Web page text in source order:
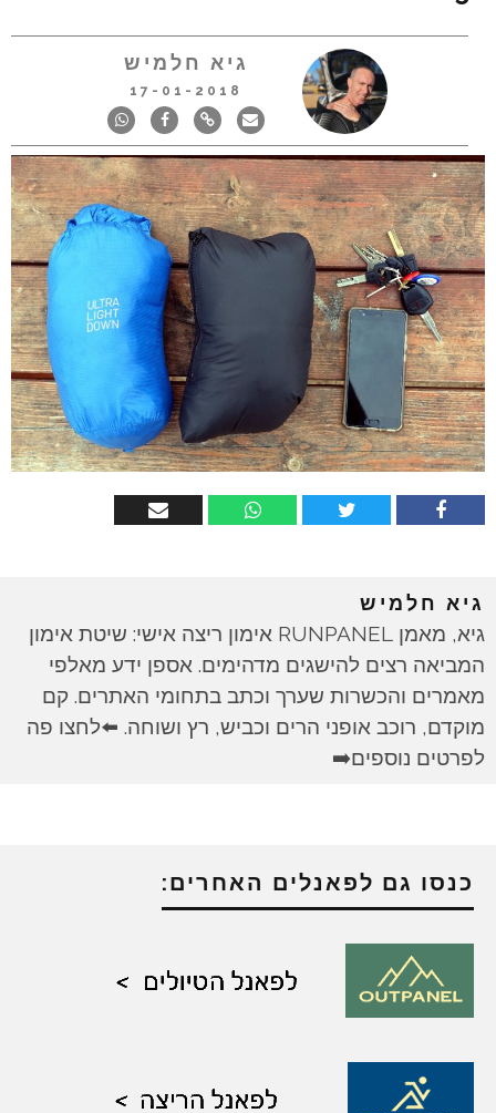
גיא חלמיש
17-01-2018
גיא חלמיש
גיא, מאמן RUNPANEL אימון ריצה אישי: שיטת אימון
המביאה רצים להישגים מדהימים. אספן ידע מאלפי
מאמרים והכשרות שערך וכתב בתחומי האתרים. קם
מוקדם, רוכב אופני הרים וכביש, רץ ושוחה. ⬅️לחצו פה
לפרטים נוספים➡️
כנסו גם לפאנלים האחרים: